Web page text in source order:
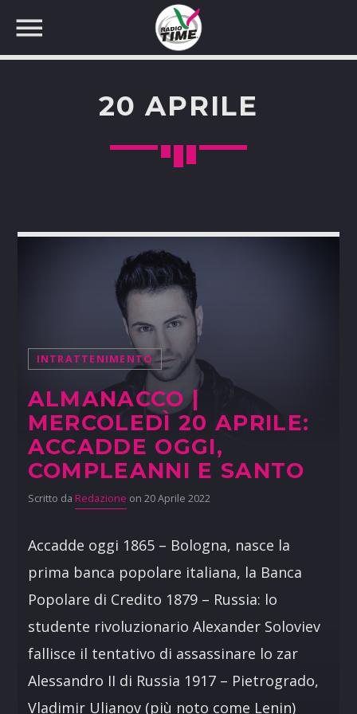
20 APRILE
INTRATTENIMENTO
ALMANACCO |
MERCOLEDÌ 20 APRILE:
ACCADDE OGGI,
COMPLEANNI E SANTO
Scritto da Redazione on 20 Aprile 2022
Accadde oggi 1865 – Bologna, nasce la
prima banca popolare italiana, la Banca
Popolare di Credito 1879 – Russia: lo
studente rivoluzionario Alexander Soloviev
fallisce il tentativo di assassinare lo zar
Alessandro II di Russia 1917 – Pietrogrado,
Vladimir Ulianov (più noto come Lenin)